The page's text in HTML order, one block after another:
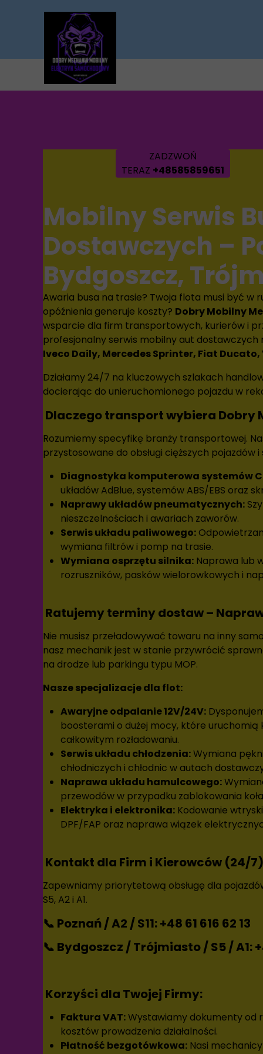
ZADZWOŃ
TERAZ +48585859651
Mobilny Serwis
Dostawczych –
Bydgoszcz,
Awaria busa na trasie? Twoja flota musi być w
opóźnienia generuje koszty? Dobry Mobilny
wsparcie dla firm transportowych, kurierów i
profesjonalny serwis mobilny aut dostawczych
Iveco Daily, Mercedes Sprinter, Fiat
Działamy 24/7 na kluczowych szlakach
docierając do unieruchomionego pojazdu w
Dlaczego transport wybiera Dobry
Rozumiemy specyfikę branży transportowej.
przystosowane do obsługi cięższych pojazdów
Diagnostyka komputerowa systemów
układów AdBlue, systemów ABS/EBS oraz
Naprawy układów pneumatycznych:
nieszczelnościach i awariach zaworów.
Serwis układu paliwowego:
wymiana filtrów i pomp na trasie.
Wymiana osprzętu silnika: Naprawa lub
rozruszników, pasków wielorowkowych i
Ratujemy terminy dostaw –
Nie musisz przeładowywać towaru na inny
nasz mechanik jest w stanie przywrócić
na drodze lub parkingu typu MOP.
Nasze specjalizacje dla flot:
Awaryjne odpalanie 12V/24V:
boosterami o dużej mocy, które uruchomią
całkowitym rozładowaniu.
Serwis układu chłodzenia:Wymiana
chłodniczych i chłodnic w autach
Naprawa układu hamulcowego:
przewodów w przypadku zablokowania
Elektryka i elektronika: Kodowanie
DPF/FAP oraz naprawa wiązek
Kontakt dla Firm i Kierowców (24/7)
Zapewniamy priorytetową obsługę dla
S5, A2 i A1.
📞 Poznań / A2 / S11:+48 61 616 62 13
📞 Bydgoszcz / Trójmiasto / S5 / A1:
Korzyści dla Twojej Firmy:
Faktura VAT:Wystawiamy dokumenty od
kosztów prowadzenia działalności.
Płatność bezgotówkowa: Nasi